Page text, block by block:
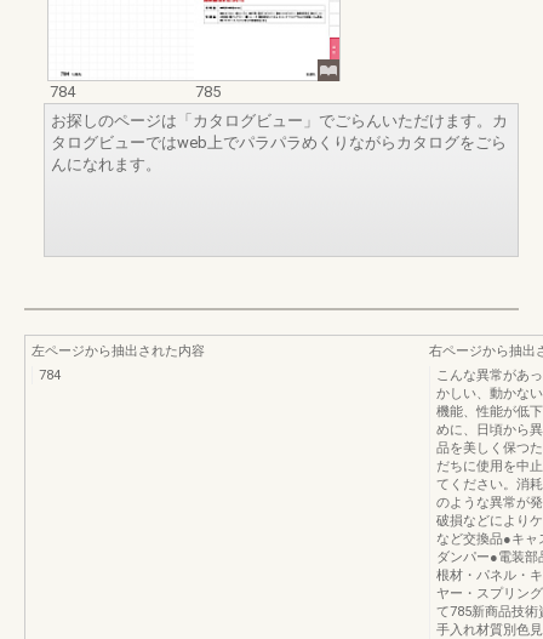
784
785
お探しのページは「カタログビュー」でごらんいただけます。カ
タログビューではweb上でパラパラめくりながらカタログをごら
んになれます。
左ページから抽出された内容
784
右ページから抽出
こんな異常があ
かしい、動かな
機能、性能が低
めに、日頃から
品を美しく保つ
だちに使用を中
てください。消
のような異常が
破損などにより
など交換品●キ
ダンパー●電装
根材・パネル・
ヤー・スプリン
て785新商品技術
手入れ材質別色